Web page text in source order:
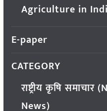
Agriculture in
E-paper
CATEGORY
राष्ट्रीय कृषि
News)